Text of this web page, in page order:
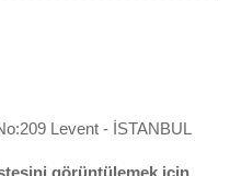
Levent - İSTANBUL
görüntülemek için